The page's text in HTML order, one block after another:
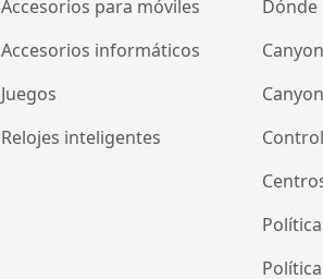
Accesorios para móviles
Accesorios informáticos
Juegos
Relojes inteligentes